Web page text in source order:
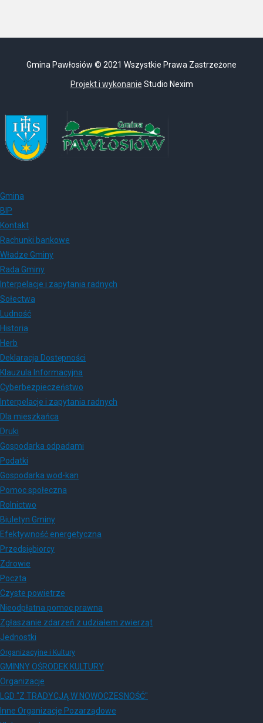
Gmina Pawłosiów © 2021 Wszystkie Prawa Zastrzeżone
Projekt i wykonanie Studio Nexim
Gmina
BIP
Kontakt
Rachunki bankowe
Władze Gminy
Rada Gminy
Interpelacje i zapytania radnych
Sołectwa
Ludność
Historia
Herb
Deklaracja Dostępności
Klauzula Informacyjna
Cyberbezpieczeństwo
Interpelacje i zapytania radnych
Dla mieszkańca
Druki
Gospodarka odpadami
Podatki
Gospodarka wod-kan
Pomoc społeczna
Rolnictwo
Biuletyn Gminy
Efektywność energetyczna
Przedsiębiorcy
Zdrowie
Poczta
Czyste powietrze
Nieodpłatna pomoc prawna
Zgłaszanie zdarzeń z udziałem zwierząt
Jednostki
Organizacyjne i Kultury
GMINNY OŚRODEK KULTURY
Organizacje
LGD "Z TRADYCJĄ W NOWOCZESNOŚĆ"
Inne Organizacje Pozarządowe